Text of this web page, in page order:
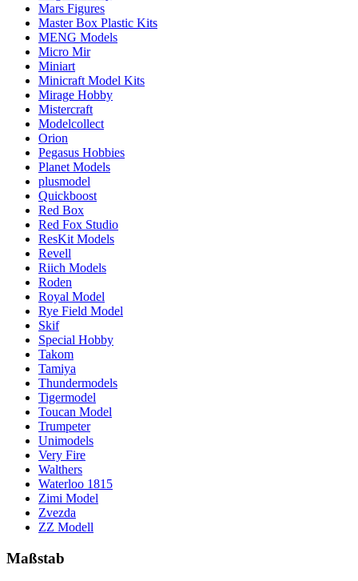
Mars Figures
Master Box Plastic Kits
MENG Models
Micro Mir
Miniart
Minicraft Model Kits
Mirage Hobby
Mistercraft
Modelcollect
Orion
Pegasus Hobbies
Planet Models
plusmodel
Quickboost
Red Box
Red Fox Studio
ResKit Models
Revell
Riich Models
Roden
Royal Model
Rye Field Model
Skif
Special Hobby
Takom
Tamiya
Thundermodels
Tigermodel
Toucan Model
Trumpeter
Unimodels
Very Fire
Walthers
Waterloo 1815
Zimi Model
Zvezda
ZZ Modell
Maßstab